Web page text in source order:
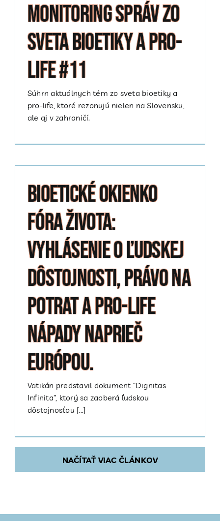
Monitoring správ zo
sveta bioetiky a pro-
life #11
Súhrn aktuálnych tém zo sveta bioetiky a
pro-life, ktoré rezonujú nielen na Slovensku,
ale aj v zahraničí.
Bioetické okienko
Fóra života:
vyhlásenie o ľudskej
dôstojnosti, právo na
potrat a pro-life
nápady naprieč
Európou.
Vatikán predstavil dokument “Dignitas
Infinita”, ktorý sa zaoberá ľudskou
dôstojnosťou [...]
NAČÍTAŤ VIAC ČLÁNKOV